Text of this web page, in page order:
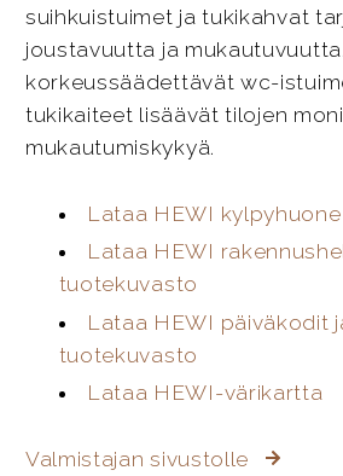
suihkuistuimet ja tukikahvat
joustavuutta ja
korkeussäädettävät wc-
tukikaiteet lisäävät tilojen
mukautumiskykyä.
Lataa HEWI
Lataa HEWI
tuotekuvasto
Lataa HEWI päiväkodit
tuotekuvasto
Lataa HEWI-värikartta
Valmistajan sivustolle